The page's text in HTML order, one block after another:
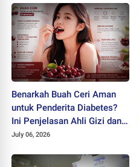
Benarkah Buah Ceri Aman
untuk Penderita Diabetes?
Ini Penjelasan Ahli Gizi dan
Manfaatnya bagi Kesehatan
July 06, 2026